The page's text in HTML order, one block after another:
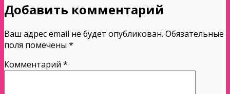
Добавить комментарий
Ваш адрес email не будет опубликован. Обязательные
поля помечены *
Комментарий *